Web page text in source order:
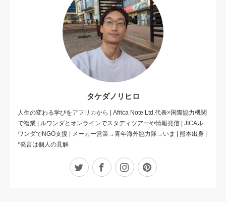
タケダノリヒロ
人生の変わる学びをアフリカから | Africa Note Ltd.代表×国際協力機関
で複業 | ルワンダとオンラインでスタディツアーや情報発信 | JICAル
ワンダでNGO支援 | メーカー営業→青年海外協力隊→いま | 熊本出身 |
*発言は個人の見解
Twitter FacebookInstagramPinterest